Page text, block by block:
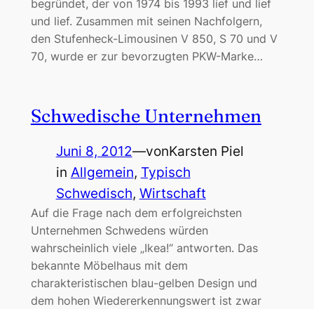
begründet, der von 1974 bis 1993 lief und lief
und lief. Zusammen mit seinen Nachfolgern,
den Stufenheck-Limousinen V 850, S 70 und V
70, wurde er zur bevorzugten PKW-Marke…
Schwedische Unternehmen
Juni 8, 2012—vonKarsten Piel
in Allgemein, Typisch
Schwedisch, Wirtschaft
Auf die Frage nach dem erfolgreichsten
Unternehmen Schwedens würden
wahrscheinlich viele „Ikea!“ antworten. Das
bekannte Möbelhaus mit dem
charakteristischen blau-gelben Design und
dem hohen Wiedererkennungswert ist zwar